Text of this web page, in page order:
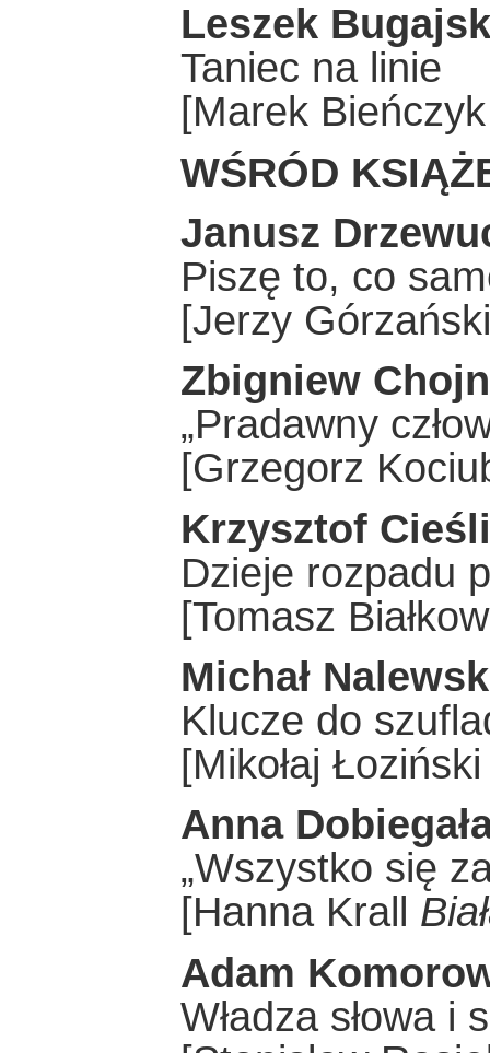
Leszek
Taniec na linie
[Marek
WŚRÓD
Janusz
Piszę to, co
[Jerzy
Zbigniew
„Pradawny
[Grzegorz
Krzysztof
Dzieje rozpadu
[Tomasz
Michał
Klucze do
[Mikołaj
Anna
„Wszystko się
[Hanna Krall
Adam
Władza słowa i